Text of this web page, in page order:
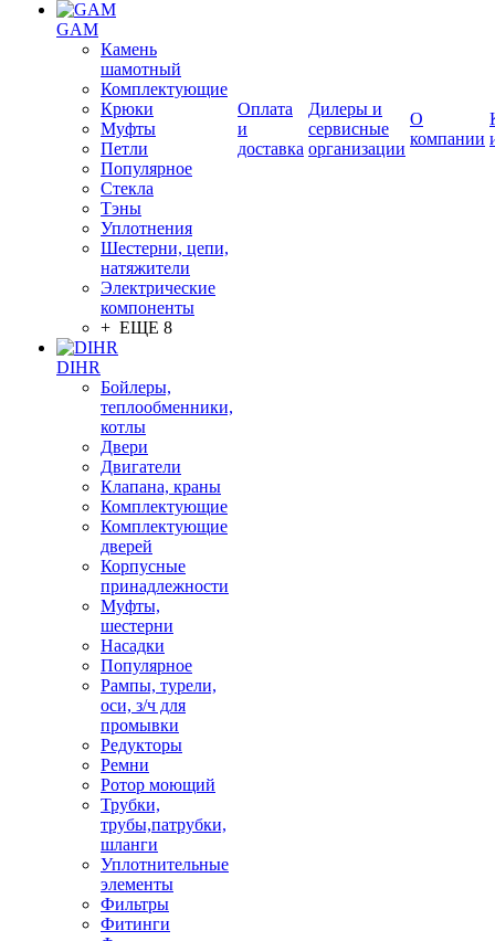
GAM
Камень
шамотный
Комплектующие
Крюки
Муфты
Петли
Популярное
Стекла
Тэны
Уплотнения
Шестерни, цепи,
натяжители
Электрические
компоненты
+ ЕЩЕ 8
DIHR
Бойлеры,
теплообменники,
котлы
Двери
Двигатели
Клапана, краны
Комплектующие
Комплектующие
дверей
Корпусные
принадлежности
Муфты,
шестерни
Насадки
Популярное
Рампы, турели,
оси, з/ч для
промывки
Редукторы
Ремни
Ротор моющий
Трубки,
трубы,патрубки,
шланги
Уплотнительные
элементы
Фильтры
Фитинги
Оплата
и
доставка
Дилеры и
сервисные
организации
О
компании